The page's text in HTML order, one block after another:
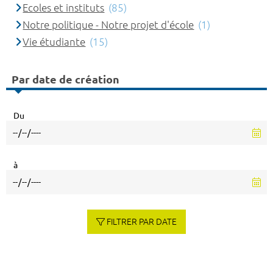
Ecoles et instituts (85)
Notre politique - Notre projet d'école (1)
Vie étudiante (15)
Par date de création
Du
à
FILTRER PAR DATE